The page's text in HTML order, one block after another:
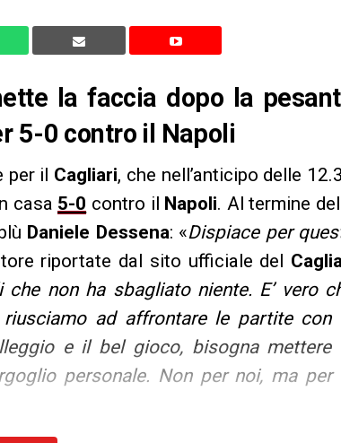
la faccia dopo la
5-0 contro il Napoli
per il Cagliari, che nell’anticipo delle
casa 5-0 contro il Napoli. Al termine
Daniele Dessena: «Dispiace per
riportate dal sito ufficiale del
non ha sbagliato niente. E’ vero
ad affrontare le partite con
e il bel gioco, bisogna mettere
personale. Non per noi, ma per